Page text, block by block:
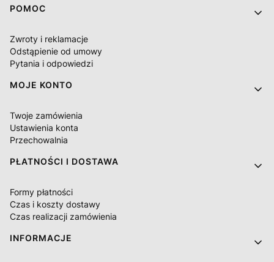
Linki w stopce
POMOC
Zwroty i reklamacje
Odstąpienie od umowy
Pytania i odpowiedzi
MOJE KONTO
Twoje zamówienia
Ustawienia konta
Przechowalnia
PŁATNOŚCI I DOSTAWA
Formy płatności
Czas i koszty dostawy
Czas realizacji zamówienia
INFORMACJE